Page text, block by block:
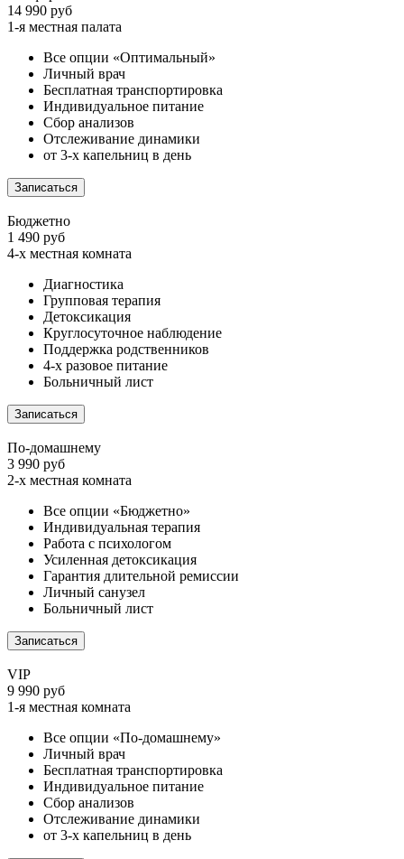
14 990 руб
1-я местная палата
Все опции «Оптимальный»
Личный врач
Бесплатная транспортировка
Индивидуальное питание
Сбор анализов
Отслеживание динамики
от 3-х капельниц в день
Записаться
Бюджетно
1 490 руб
4-х местная комната
Диагностика
Групповая терапия
Детоксикация
Круглосуточное наблюдение
Поддержка родственников
4-х разовое питание
Больничный лист
Записаться
По-домашнему
3 990 руб
2-х местная комната
Все опции «Бюджетно»
Индивидуальная терапия
Работа с психологом
Усиленная детоксикация
Гарантия длительной ремиссии
Личный санузел
Больничный лист
Записаться
VIP
9 990 руб
1-я местная комната
Все опции «По-домашнему»
Личный врач
Бесплатная транспортировка
Индивидуальное питание
Сбор анализов
Отслеживание динамики
от 3-х капельниц в день